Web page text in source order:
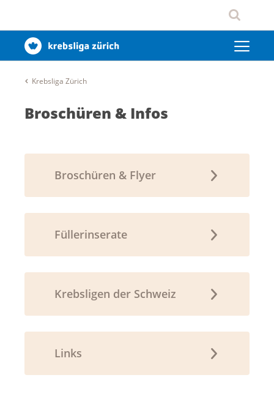
Krebsliga Zürich
Broschüren & Infos
Broschüren & Flyer
Füllerinserate
Krebsligen der Schweiz
Links